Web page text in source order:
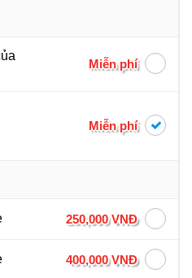
Miễn phí
Miễn phí
250,000 VNĐ
400,000 VNĐ